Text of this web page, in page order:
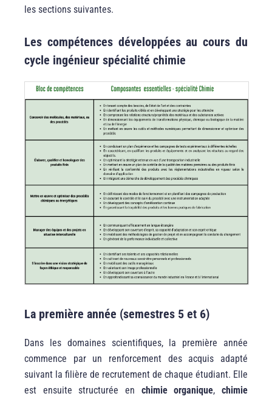
les sections suivantes.
Les compétences développées au cours du
cycle ingénieur spécialité chimie
La première année (semestres 5 et 6)
Dans les domaines scientifiques, la première année
commence par un renforcement des acquis adapté
suivant la filière de recrutement de chaque étudiant. Elle
est ensuite structurée en chimie organique, chimie